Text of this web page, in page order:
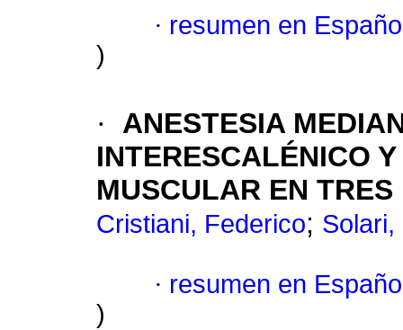
· resumen en
)
·
ANESTESIA
INTERESCALÉNICO
MUSCULAR EN
Cristiani, Federico; Solari,
· resumen en
)